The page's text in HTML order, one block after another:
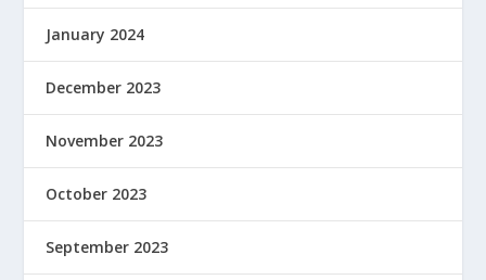
January 2024
December 2023
November 2023
October 2023
September 2023